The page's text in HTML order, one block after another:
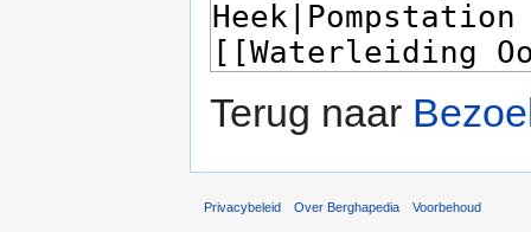
Terug naar
Privacybeleid Over Berghapedia Voorbehoud